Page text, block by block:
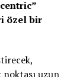
özel bir
noktası uzun